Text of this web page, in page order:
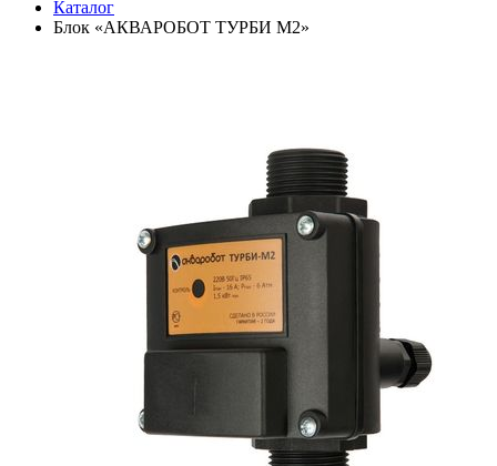
Каталог
Блок «АКВАРОБОТ ТУРБИ М2»